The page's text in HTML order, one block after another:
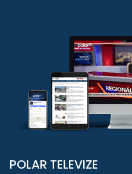
POLAR TELEVIZE